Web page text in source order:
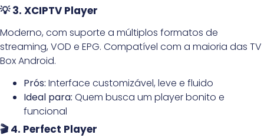
💡 3. XCIPTV Player
Moderno, com suporte a múltiplos formatos de
streaming, VOD e EPG. Compatível com a maioria das TV
Box Android.
Prós: Interface customizável, leve e fluido
Ideal para: Quem busca um player bonito e
funcional
🎬 4. Perfect Player